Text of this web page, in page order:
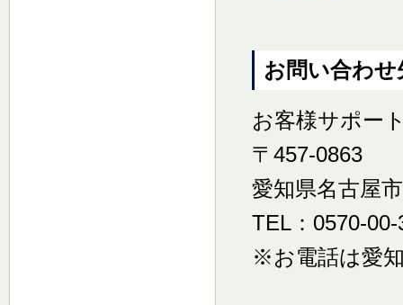
お問い合わせ
お客様サポー
〒457-0863
愛知県名古屋
TEL：0570-00-
※お電話は愛